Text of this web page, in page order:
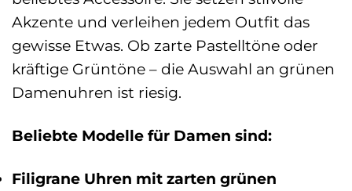
Akzente und verleihen jedem Outfit das
gewisse Etwas. Ob zarte Pastelltöne oder
kräftige Grüntöne – die Auswahl an grünen
Damenuhren ist riesig.
Beliebte Modelle für Damen sind:
Filigrane Uhren mit zarten grünen